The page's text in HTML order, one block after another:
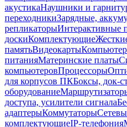
акустикаНаушники и
переходникиЗарядные,
репликаторыИнтерактивные
доскиКомплектующие
памятьВидеокарты
питанияМатеринские платы
компьютеровПроцессоры
для корпусов ПКБоксы, док-
оборудование
доступа, усилители сигнала
адаптерыКоммутаторы
комплектующиеIP-телефония